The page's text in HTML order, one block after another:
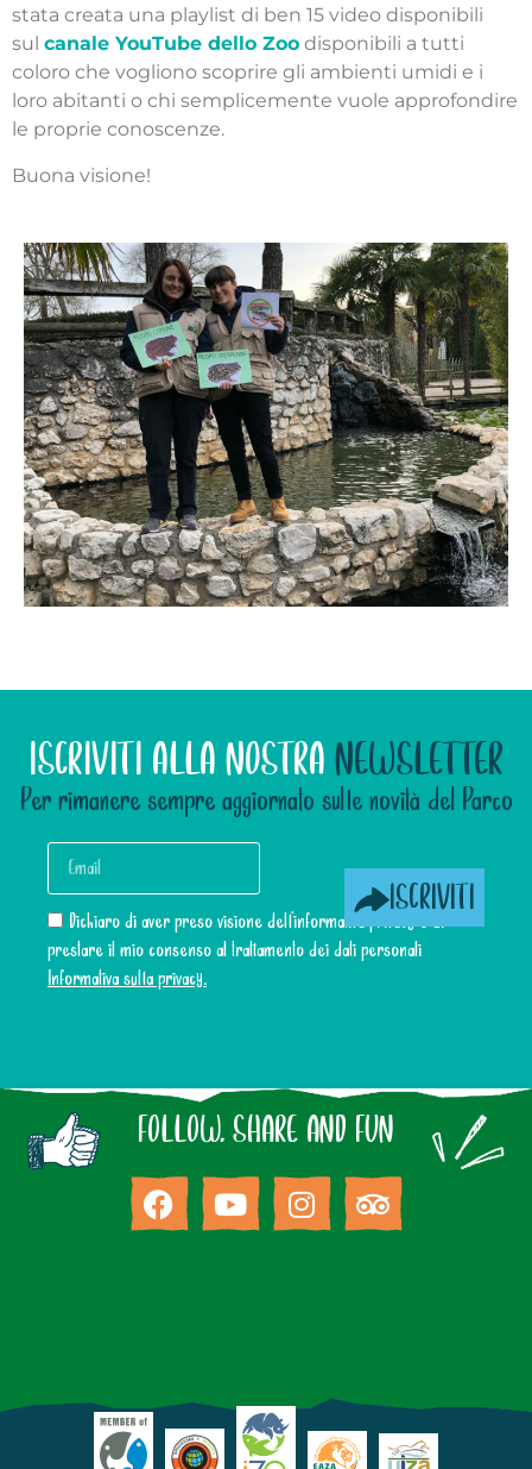
stata creata una playlist di ben 15 video disponibili
sul canale YouTube dello Zoo disponibili a tutti
coloro che vogliono scoprire gli ambienti umidi e i
loro abitanti o chi semplicemente vuole approfondire
le proprie conoscenze.
Buona visione!
ISCRIVITI ALLA NOSTRA NEWSLETTER
Per rimanere sempre aggiornato sulle novità del Parco
Dichiaro di aver preso visione dell’informativa privacy e di
prestare il mio consenso al trattamento dei dati personali
Informativa sulla privacy.
ISCRIVITI
FOLLOW, SHARE AND FUN